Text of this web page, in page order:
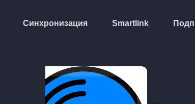
Синхронизация Smartlink